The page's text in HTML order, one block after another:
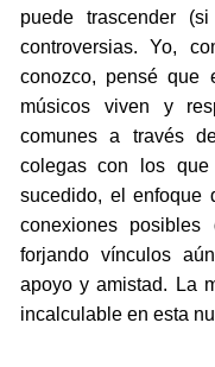
puede trascender
controversias. Yo,
conozco, pensé que
músicos viven y
comunes a través
colegas con los
sucedido, el enfoque
conexiones
forjando vínculos
apoyo y amistad. La
incalculable en esta